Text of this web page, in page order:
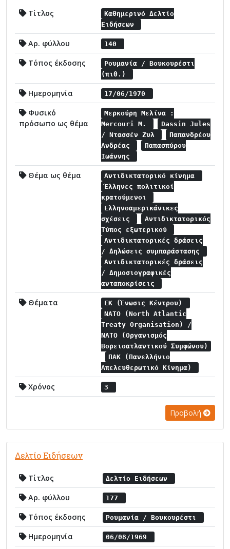
Τίτλος
Καθημερινό Δελτίο
Ειδήσεων
Αρ. φύλλου 140
Τόπος έκδοσης
Ρουμανία / Βουκουρέστι
(πιθ.)
Ημερομηνία 17/06/1970
Φυσικό
πρόσωπο ως θέμα
Μερκούρη Μελίνα :
Mercouri M.
Dassin Jules
/ Ντασσέν Ζυλ
Παπανδρέου
Ανδρέας
Παπασπύρου
Ιωάννης
Θέμα ως θέμα
Αντιδικτατορικό κίνημα
Έλληνες πολιτικοί
κρατούμενοι
Ελληνοαμερικάνικες
σχέσεις
Αντιδικτατορικός
Τύπος εξωτερικού
Αντιδικτατορικές δράσεις
/ Δηλώσεις συμπαράστασης
Αντιδικτατορικές δράσεις
/ Δημοσιογραφικές
ανταποκρίσεις
Θέματα
ΕΚ (Ένωσις Κέντρου)
NATO (North Atlantic
Treaty Organisation) /
NATO (Οργανισμός
Βορειοατλαντικού Συμφώνου)
ΠΑΚ (Πανελλήνιο
Απελευθερωτικό Κίνημα)
Χρόνος 3
Προβολή
Δελτίο Ειδήσεων
Τίτλος Δελτίο Ειδήσεων
Αρ. φύλλου 177
Τόπος έκδοσης Ρουμανία / Βουκουρέστι
Ημερομηνία 06/08/1969